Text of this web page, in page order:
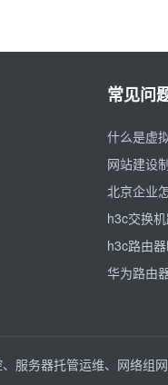
常见问
什么是虚
网站建设
北京企业
h3c交换
h3c路由
华为路由
服务器托管运维、网络组